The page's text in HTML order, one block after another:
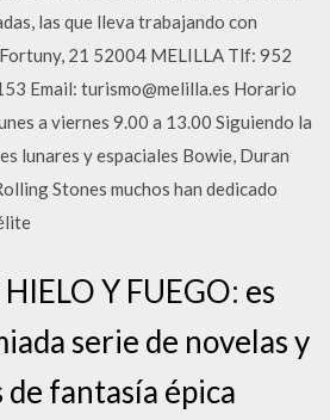
las que lleva trabajando con
21 52004 MELILLA Tlf: 952
Email: turismo@melilla.es Horario
a viernes 9.00 a 13.00 Siguiendo la
lunares y espaciales Bowie, Duran
Stones muchos han dedicado
Y FUEGO: es
serie de novelas y
fantasía épica